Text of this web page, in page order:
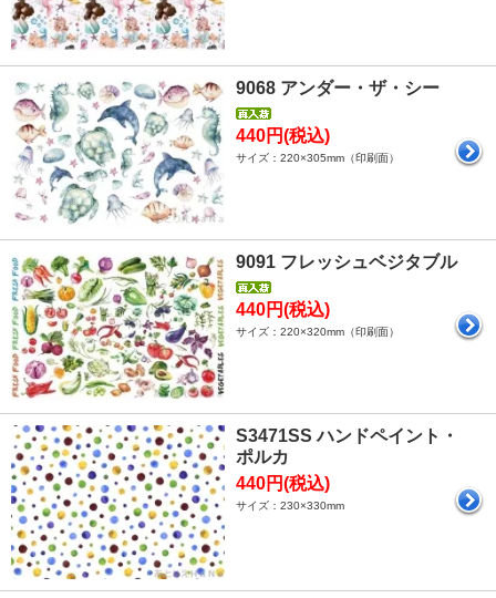
9068 アンダー・ザ・シー
440円(税込)
サイズ：220×305mm（印刷面）
9091 フレッシュベジタブル
440円(税込)
サイズ：220×320mm（印刷面）
S3471SS ハンドペイント・
ポルカ
440円(税込)
サイズ：230×330mm